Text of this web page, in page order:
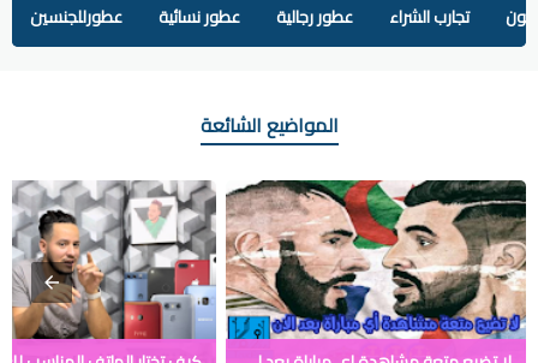
تجارب الشراء عطور رجالية عطور نسائية عطورللجنسين
المواضيع الشائعة